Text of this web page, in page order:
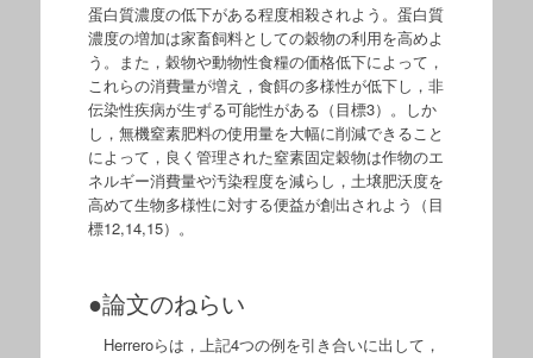
蛋白質濃度の低下がある程度相殺されよう。蛋白質
濃度の増加は家畜飼料としての穀物の利用を高めよ
う。また，穀物や動物性食糧の価格低下によって，
これらの消費量が増え，食餌の多様性が低下し，非
伝染性疾病が生ずる可能性がある（目標3）。しか
し，無機窒素肥料の使用量を大幅に削減できること
によって，良く管理された窒素固定穀物は作物のエ
ネルギー消費量や汚染程度を減らし，土壌肥沃度を
高めて生物多様性に対する便益が創出されよう（目
標12,14,15）。
●論文のねらい
Herreroらは，上記4つの例を引き合いに出して，